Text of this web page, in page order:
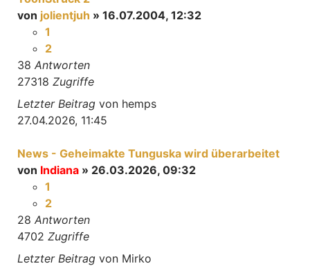
von jolientjuh » 16.07.2004, 12:32
1
2
38 Antworten
27318 Zugriffe
Letzter Beitrag von hemps
27.04.2026, 11:45
News - Geheimakte Tunguska wird überarbeitet
von Indiana » 26.03.2026, 09:32
1
2
28 Antworten
4702 Zugriffe
Letzter Beitrag von Mirko